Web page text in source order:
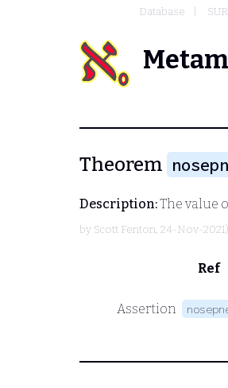
Database
Theorem
Description:The value
by Scott Fenton, 24-Nov-2021)
Ref
Assertion